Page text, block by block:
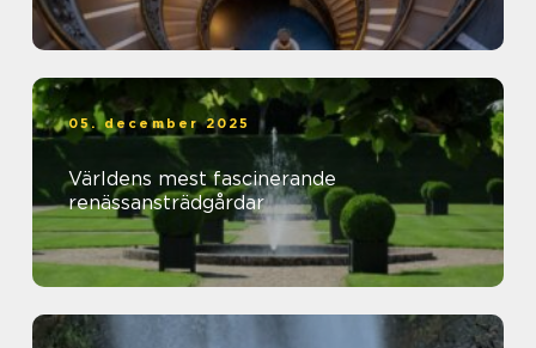
05. december 2025
Världens mest fascinerande
renässansträdgårdar